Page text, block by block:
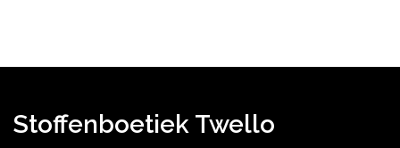
Stoffenboetiek Twello